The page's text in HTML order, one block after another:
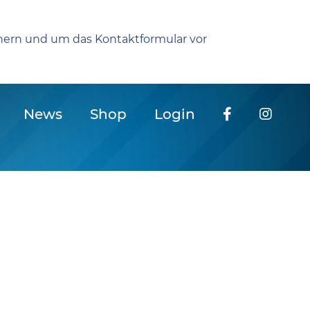
und um das Kontaktformular vor
News Shop Login